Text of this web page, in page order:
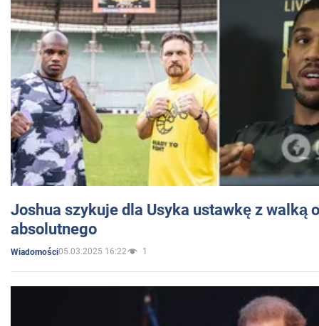
Joshua szykuje dla Usyka ustawkę z walką
absolutnego
Wiadomości05.03.2025 16:22 1